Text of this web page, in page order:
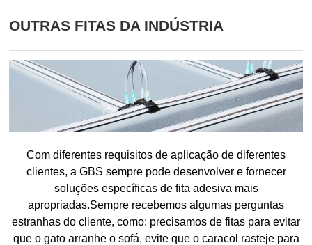
OUTRAS FITAS DA INDÚSTRIA
Com diferentes requisitos de aplicação de diferentes
clientes, a GBS sempre pode desenvolver e fornecer
soluções específicas de fita adesiva mais
apropriadas.Sempre recebemos algumas perguntas
estranhas do cliente, como: precisamos de fitas para evitar
que o gato arranhe o sofá, evite que o caracol rasteje para